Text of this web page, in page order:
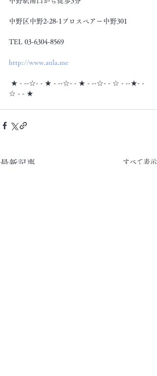
中野区中野2-28-1プロスペアー中野301
TEL 03-6304-8569
http://www.aula.me
★ - --☆- - ★ - --☆- - ★ - --☆- - ☆ - --★- -
☆ - - ★
最新記事 すべて表示